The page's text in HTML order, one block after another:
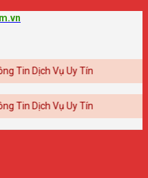
Vụ Uy Tín
Vụ Uy Tín